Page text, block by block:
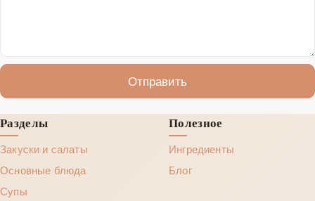
Отправить
Разделы
Закуски и салаты
Основные блюда
Супы
Полезное
Ингредиенты
Блог